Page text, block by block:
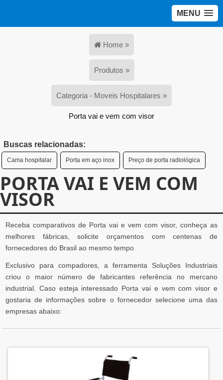
MENU
Home »
Produtos »
Categoria - Moveis Hospitalares »
Porta vai e vem com visor
Buscas relacionadas:
Cama hospitalar Porta em aço inox Preço de porta radiológica
PORTA VAI E VEM COM
VISOR
Receba comparativos de Porta vai e vem com visor, conheça as
melhores fábricas, solicite orçamentos com centenas de
fornecedores do Brasil ao mesmo tempo
Exclusivo para compadores, a ferramenta Soluções Industriais
criou o maior número de fabricantes referência no mercano
industrial. Caso esteja interessado Porta vai e vem com visor e
gostaria de informações sobre o fornecedor selecione uma das
empresas abaixo: